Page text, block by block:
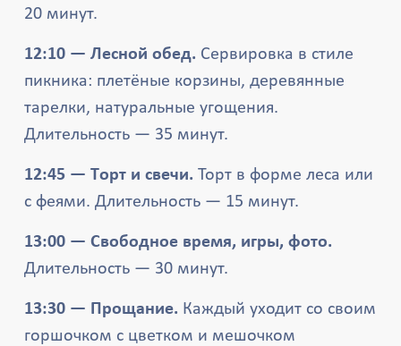
20 минут.
12:10 — Лесной обед. Сервировка в стиле
пикника: плетёные корзины, деревянные
тарелки, натуральные угощения.
Длительность — 35 минут.
12:45 — Торт и свечи. Торт в форме леса или
с феями. Длительность — 15 минут.
13:00 — Свободное время, игры, фото.
Длительность — 30 минут.
13:30 — Прощание. Каждый уходит со своим
горшочком с цветком и мешочком